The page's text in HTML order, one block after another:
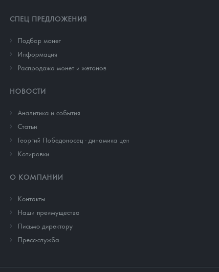
СПЕЦ ПРЕДЛОЖЕНИЯ
Подбор монет
Информация
Распродажа монет и жетонов
НОВОСТИ
Аналитика и события
Cтатьи
Георгий Победоносец - динамика цен
Котировки
О КОМПАНИИ
Контакты
Наши преимущества
Письмо директору
Пресс-служба